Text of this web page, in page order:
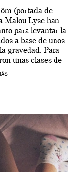
(portada de
Malou Lyse han
para levantar la
a base de unos
gravedad. Para
unas clases de